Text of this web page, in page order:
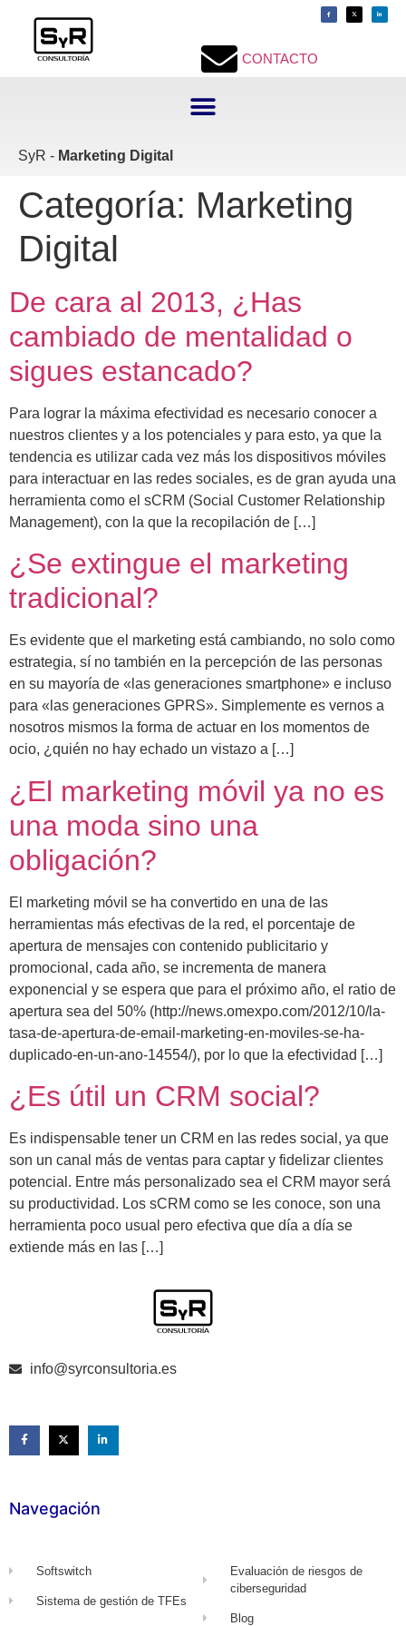
CONTACTO
SyR - Marketing Digital
Categoría: Marketing
Digital
De cara al 2013, ¿Has
cambiado de mentalidad o
sigues estancado?
Para lograr la máxima efectividad es necesario conocer a
nuestros clientes y a los potenciales y para esto, ya que la
tendencia es utilizar cada vez más los dispositivos móviles
para interactuar en las redes sociales, es de gran ayuda una
herramienta como el sCRM (Social Customer Relationship
Management), con la que la recopilación de […]
¿Se extingue el marketing
tradicional?
Es evidente que el marketing está cambiando, no solo como
estrategia, sí no también en la percepción de las personas
en su mayoría de «las generaciones smartphone» e incluso
para «las generaciones GPRS». Simplemente es vernos a
nosotros mismos la forma de actuar en los momentos de
ocio, ¿quién no hay echado un vistazo a […]
¿El marketing móvil ya no es
una moda sino una
obligación?
El marketing móvil se ha convertido en una de las
herramientas más efectivas de la red, el porcentaje de
apertura de mensajes con contenido publicitario y
promocional, cada año, se incrementa de manera
exponencial y se espera que para el próximo año, el ratio de
apertura sea del 50% (http://news.omexpo.com/2012/10/la-
tasa-de-apertura-de-email-marketing-en-moviles-se-ha-
duplicado-en-un-ano-14554/), por lo que la efectividad […]
¿Es útil un CRM social?
Es indispensable tener un CRM en las redes social, ya que
son un canal más de ventas para captar y fidelizar clientes
potencial. Entre más personalizado sea el CRM mayor será
su productividad. Los sCRM como se les conoce, son una
herramienta poco usual pero efectiva que día a día se
extiende más en las […]
info@syrconsultoria.es
Navegación
Softswitch
Sistema de gestión de TFEs
Evaluación de riesgos de
ciberseguridad
Blog